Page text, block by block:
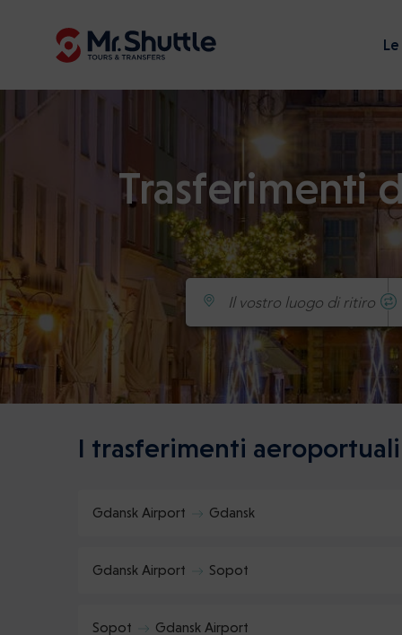
Trasferimenti
I trasferimenti
Gdansk Airport Gdansk
Gdansk Airport Sopot
Sopot Gdansk Airport